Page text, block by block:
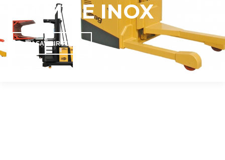
GAMME INOX
EN SAVOIR PLUS